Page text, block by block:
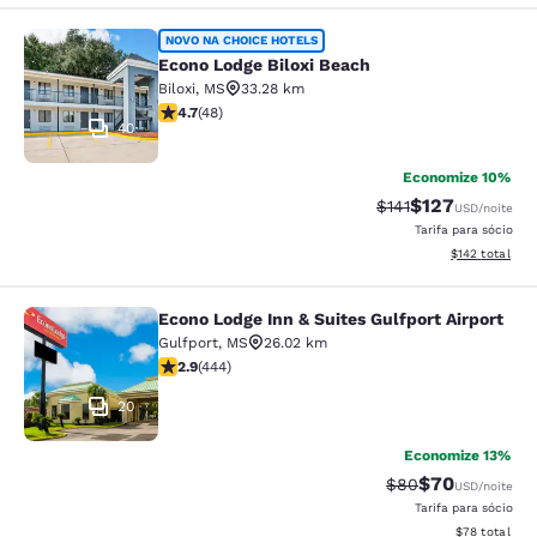
Econo Lodge Biloxi Beach
40
NOVO NA CHOICE HOTELS
Econo Lodge Biloxi Beach
Biloxi, MS
33.28 km
classificação 4.73 estrelas. Excepcional. 48 avaliações
4.7(48)
Economize 10%
Tarifa anterior
$141Tarifa com
$127USD/noite
Tarifa para sócio
Exibir
$142 total
Econo Lodge Inn & Suites Gulfport
20
Econo Lodge Inn & Suites Gulfport Airport
Gulfport, MS
26.02 km
classificação 2.9 estrelas. Razoável. 444 avaliações
2.9(444)
Economize 13%
Tarifa anterior
$80Tarifa com
$70USD/noite
Tarifa para sócio
Exibir
$78 total